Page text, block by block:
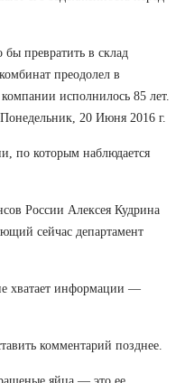
превратить в склад
преодолел в
исполнилось 85 лет.
20 Июня 2016 г.
по которым наблюдается
России Алексея Кудрина
сейчас департамент
хватает информации —
комментарий позднее.